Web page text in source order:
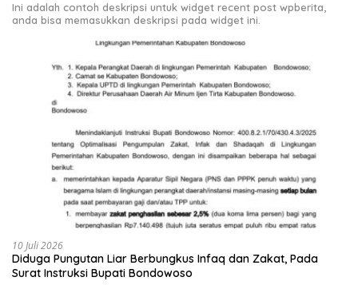
Ini adalah contoh deskripsi untuk widget recent post wpberita,
anda bisa memasukkan deskripsi pada widget ini.
10 Juli 2026
Diduga Pungutan Liar Berbungkus Infaq dan Zakat, Pada
Surat Instruksi Bupati Bondowoso